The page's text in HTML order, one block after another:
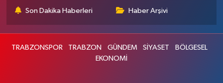
Son Dakika Haberleri Haber Arşivi
TRABZONSPOR TRABZON GÜNDEM SİYASET
BÖLGESEL
EKONOMİ